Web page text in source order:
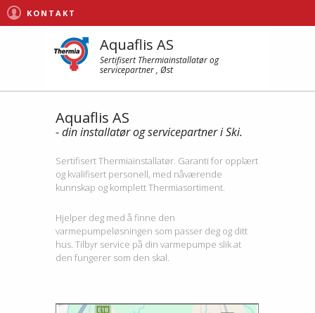
KONTAKT
Aquaflis AS
Sertifisert Thermiainstallatør og
servicepartner , Øst
Aquaflis AS
- din installatør og servicepartner i Ski.
Sertifisert Thermiainstallatør. Garanti for opplært
og kvalifisert personell, med nåværende
kunnskap og komplett Thermiasortiment.
Hjelper deg med å finne den
varmepumpeløsningen som passer deg og ditt
hus. Tilbyr service på din varmepumpe slik at
den fungerer som den skal.